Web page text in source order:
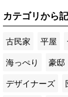
カテゴリから
古民家 平屋
海っぺり
豪邸
デザイナーズ